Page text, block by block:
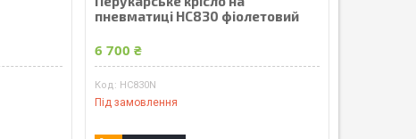
пневматиці HC830 фіолетовий
6 700 ₴
HC830N
Під замовлення